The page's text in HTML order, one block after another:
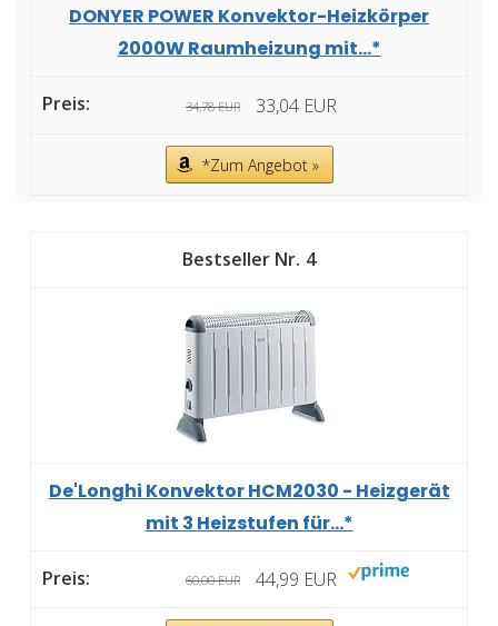
DONYER POWER Konvektor-Heizkörper
2000W Raumheizung mit...*
34,78 EUR 33,04 EUR
*Zum Angebot »
4
De'Longhi Konvektor HCM2030 - Heizgerät
mit 3 Heizstufen für...*
60,00 EUR 44,99 EUR